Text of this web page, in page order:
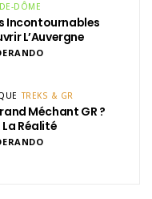
DÔME
Incontournables
L’Auvergne
TREKS & GR
Méchant GR ?
La Réalité